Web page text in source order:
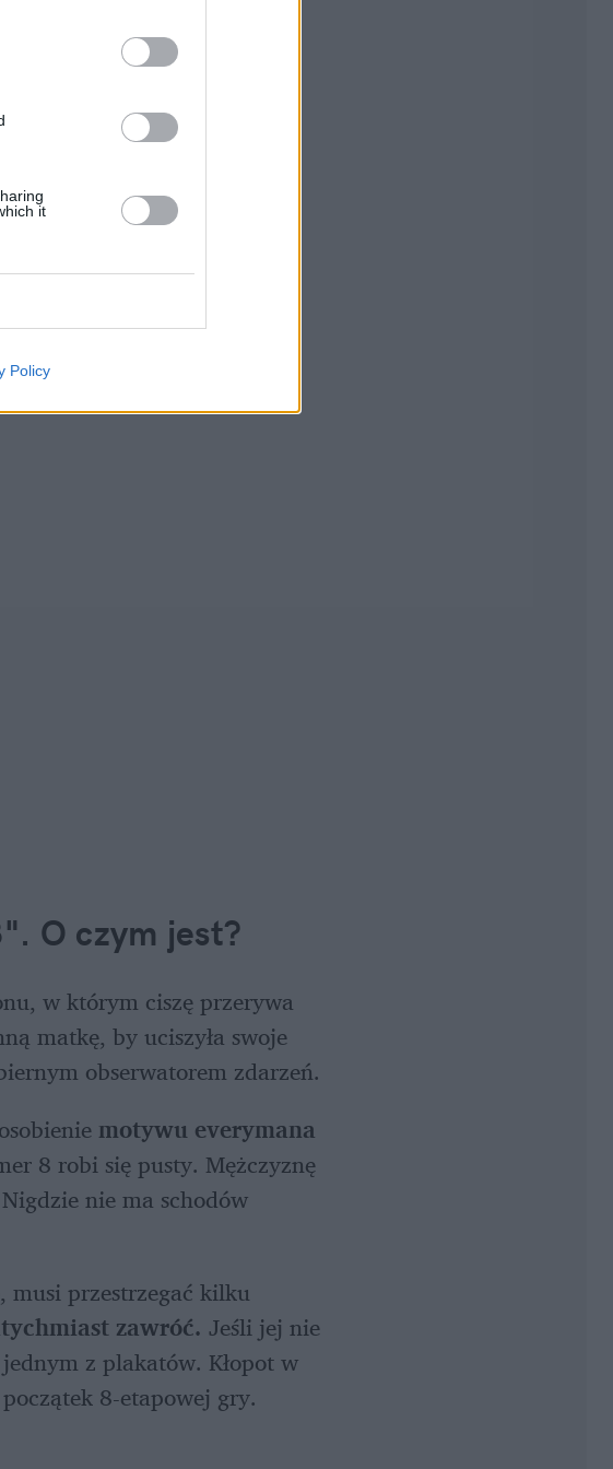
it
Policy
O czym jest?
w którym ciszę przerywa
matkę, by uciszyła swoje
obserwatorem zdarzeń.
motywu everymana
8 robi się pusty. Mężczyznę
nie ma schodów
, musi przestrzegać kilku
zawróć. Jeśli jej nie
z plakatów. Kłopot w
8-etapowej gry.